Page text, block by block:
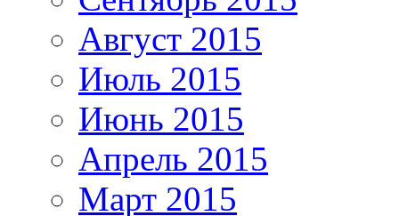
Август 2015
Июль 2015
Июнь 2015
Апрель 2015
Март 2015